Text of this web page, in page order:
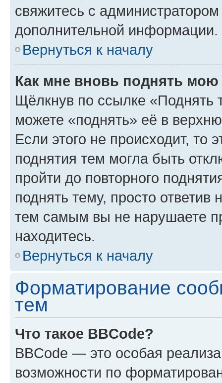
свяжитесь с
дополнительной информации.
Вернуться к началу
Как мне вновь поднять мою
Щёлкнув по ссылке «Поднять
можете «поднять» её в
Если этого не происходит, то
поднятия тем могла быть
пройти до повторного
поднять тему, просто ответив
тем самым вы не нарушаете
находитесь.
Вернуться к началу
Форматирование
тем
Что такое BBCode?
BBCode — это особая
возможности по